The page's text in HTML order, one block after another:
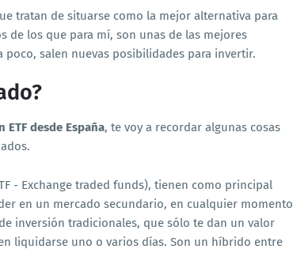
tratan de situarse como la mejor alternativa para
de los que para mí, son unas de las mejores
salen nuevas posibilidades para invertir.
desde España, te voy a recordar algunas cosas
- Exchange traded funds), tienen como principal
en un mercado secundario, en cualquier momento
inversión tradicionales, que sólo te dan un valor
liquidarse uno o varios días. Son un híbrido entre